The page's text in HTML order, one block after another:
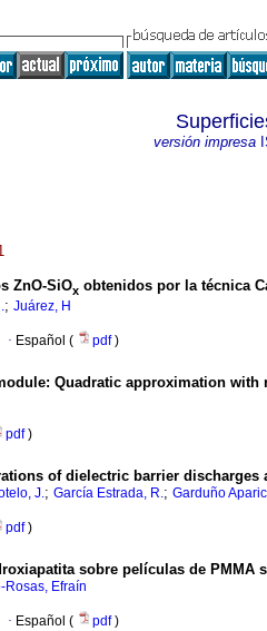
versión impresa
ZnO-SiOx obtenidos por la técnica
; Juárez, H
· Español ( pdf)
: Quadratic approximation with
pdf)
of dielectric barrier
J.; García Estrada, R.; Garduño
pdf)
sobre películas de PMMA
Rosas, Efraín
· Español ( pdf)